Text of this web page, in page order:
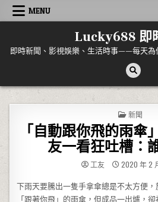
Skip to content
MENU
Lucky688 即
即時新聞、影視娛樂、生活時事——每天為
POSTED IN
新聞
「自動跟你飛的雨
友一看狂吐槽：
工友 2020 年 2
下雨天要騰出一隻手拿傘總是不太方便，
「跟著你飛」的雨傘，但成品一出爐，